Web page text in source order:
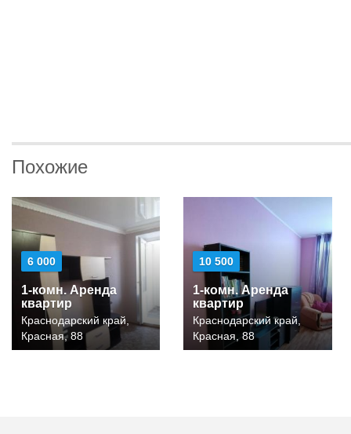
Похожие
6 000
1-комн. Аренда
квартир
Краснодарский край,
Красная, 88
10 500
1-комн. Аренда
квартир
Краснодарский край,
Красная, 88